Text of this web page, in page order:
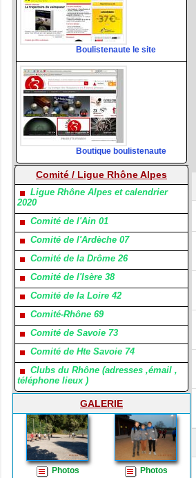
Boulistenaute le site
Boutique boulistenaute
Comité / Ligue Rhône Alpes
Ligue Rhône Alpes et calendrier
2020
Comité de l'Ain 01
Comité de l'Ardèche 07
Comité de la Drôme 26
Comité de l'Isère 38
Comité de la Loire 42
Comité-Rhône 69
Comité de Savoie 73
Comité de Hte Savoie 74
Clubs du Rhône (adresses ,émail ,
téléphone lieux )
GALERIE
Photos
Photos